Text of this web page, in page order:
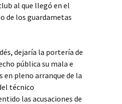
al que llegó en el
de los guardametas
dejaría la portería de
pública su mala e
pleno arranque de la
técnico
las acusaciones de